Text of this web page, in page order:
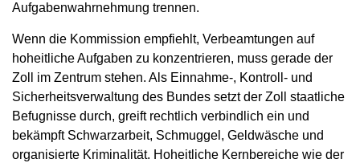
Aufgabenwahrnehmung trennen.
Wenn die Kommission empfiehlt, Verbeamtungen auf
hoheitliche Aufgaben zu konzentrieren, muss gerade der
Zoll im Zentrum stehen. Als Einnahme-, Kontroll- und
Sicherheitsverwaltung des Bundes setzt der Zoll staatliche
Befugnisse durch, greift rechtlich verbindlich ein und
bekämpft Schwarzarbeit, Schmuggel, Geldwäsche und
organisierte Kriminalität. Hoheitliche Kernbereiche wie der